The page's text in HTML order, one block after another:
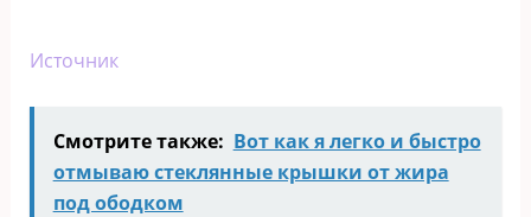
Источник
Смотрите также: Вот как я легко и быстро
отмываю стеклянные крышки от жира
под ободком